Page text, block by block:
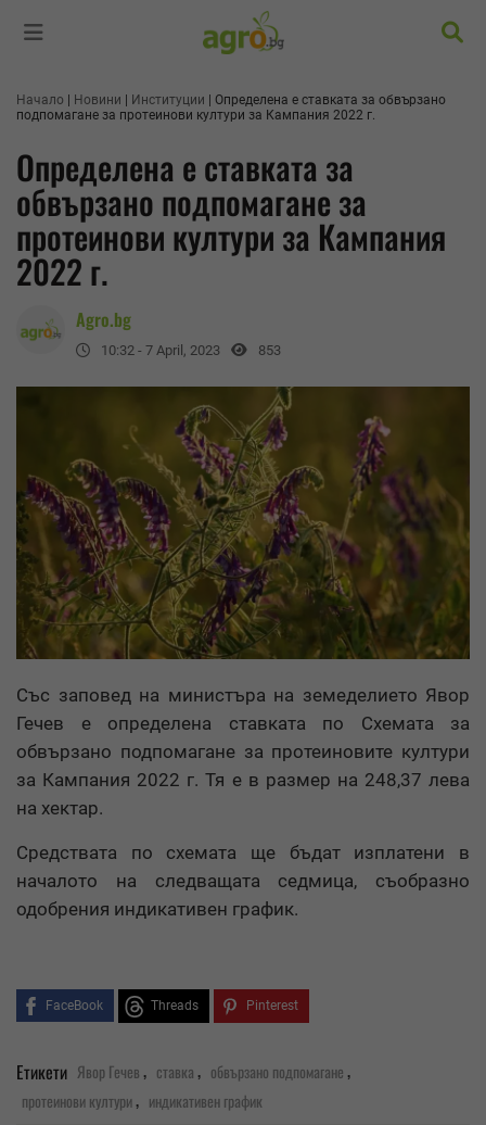
Начало Новини Институции
Определена е ставката за обвързано
подпомагане за протеинови култури за Кампания 2022 г.
Определена е ставката за
обвързано подпомагане за
протеинови култури за Кампания
2022 г.
Agro.bg
10:32 - 7 April, 2023 853
Със заповед на министъра на земеделието Явор
Гечев е определена ставката по Схемата за
обвързано подпомагане за протеиновите култури
за Кампания 2022 г. Тя е в размер на 248,37 лева
на хектар.
Средствата по схемата ще бъдат изплатени в
началото на следващата седмица, съобразно
одобрения индикативен график.
FaceBook Threads Pinterest
Етикети Явор Гечев, ставка, обвързано подпомагане,
протеинови култури, индикативен график